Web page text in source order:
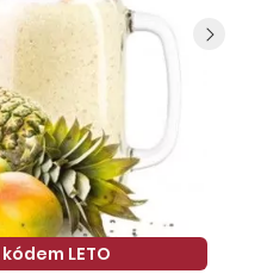
LETO